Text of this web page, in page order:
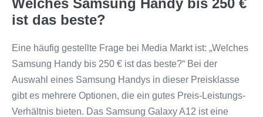
Welches Samsung Handy bis 250 €
ist das beste?
Eine häufig gestellte Frage bei Media Markt ist: „Welches
Samsung Handy bis 250 € ist das beste?“ Bei der
Auswahl eines Samsung Handys in dieser Preisklasse
gibt es mehrere Optionen, die ein gutes Preis-Leistungs-
Verhältnis bieten. Das Samsung Galaxy A12 ist eine